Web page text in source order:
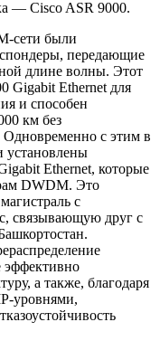
— Cisco ASR 9000.
сети были
передающие
длине волны. Этот
Gigabit Ethernet для
и способен
км без
Одновременно с этим в
установлены
Ethernet, которые
DWDM. Это
с
связывающую друг с
эффективно
а также, благодаря
уровнями,